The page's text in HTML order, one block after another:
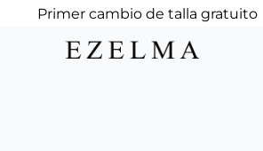
Primer cambio de talla gratuito